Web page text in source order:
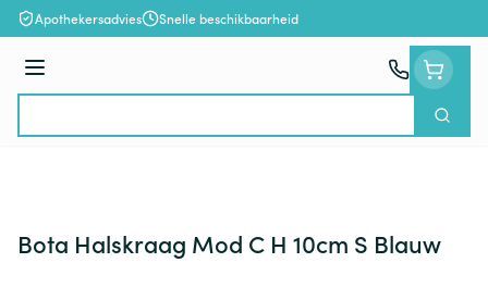
Ga naar de inhoud
Apothekersadvies Snelle beschikbaarheid
Menu
Zoek
Bota Halskraag Mod C H 10cm S Blauw